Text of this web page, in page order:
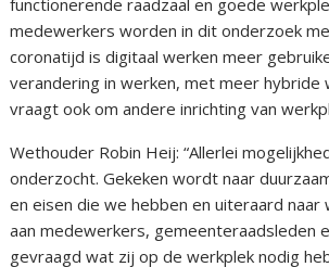
functionerende raadzaal en goede
medewerkers worden in dit onderzoek
coronatijd is digitaal werken meer
verandering in werken, met meer hybride
vraagt ook om andere inrichting van
Wethouder Robin Heij: “Allerlei
onderzocht. Gekeken wordt naar
en eisen die we hebben en uiteraard naar
aan medewerkers, gemeenteraadsleden
gevraagd wat zij op de werkplek nodig